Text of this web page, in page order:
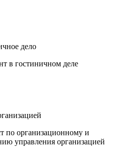
дело
в гостиничном деле
по организационному и
управления организацией